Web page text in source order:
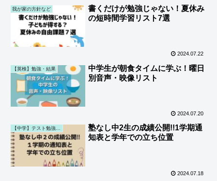
我が家の方針など
書くだけが勉強じゃない！夏休み
の短時間学習リスト7選
2024.07.22
【英検】勉強・結果
中学生が朝食タイムに学ぶ！曜日
別音声・映像リスト
2024.07.20
【中学】テスト勉強・結果・通知表 (第一子)
塾なし中2生の成績公開!!1学期通
知表と学年での立ち位置
2024.07.18